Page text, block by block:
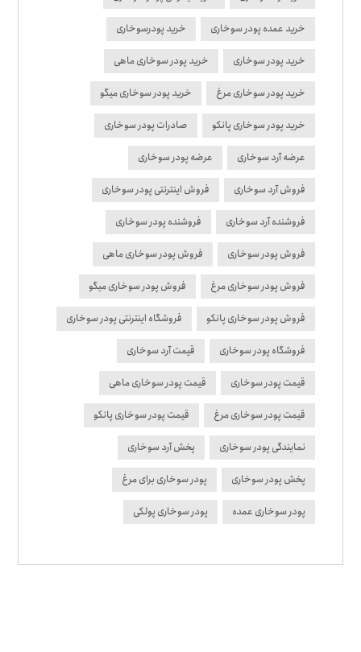
خرید عمده پودر سوخاری خرید پودرسوخاری
خرید پودر سوخاری خرید پودر سوخاری ماهی
خرید پودر سوخاری مرغ خرید پودر سوخاری میگو
خرید پودر سوخاری پانکو صادرات پودر سوخاری
عرضه آرد سوخاری عرضه پودر سوخاری
فروش آرد سوخاری فروش اینترنتی پودر سوخاری
فروشنده آرد سوخاری فروشنده پودر سوخاری
فروش پودر سوخاری فروش پودر سوخاری ماهی
فروش پودر سوخاری مرغ فروش پودر سوخاری میگو
فروش پودر سوخاری پانکو فروشگاه اینترنتی پودر سوخاری
فروشگاه پودر سوخاری قیمت آرد سوخاری
قیمت پودر سوخاری قیمت پودر سوخاری ماهی
قیمت پودر سوخاری مرغ قیمت پودر سوخاری پانکو
نمایندگی پودر سوخاری پخش آرد سوخاری
پخش پودر سوخاری پودر سوخاری برای مرغ
پودر سوخاری عمده پودر سوخاری پولکی